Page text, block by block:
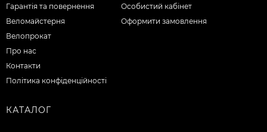
Гарантія та повернення
Веломайстерня
Велопрокат
Про нас
Контакти
Політика конфіденційності
Особистий кабінет
Оформити замовлення
КАТАЛОГ